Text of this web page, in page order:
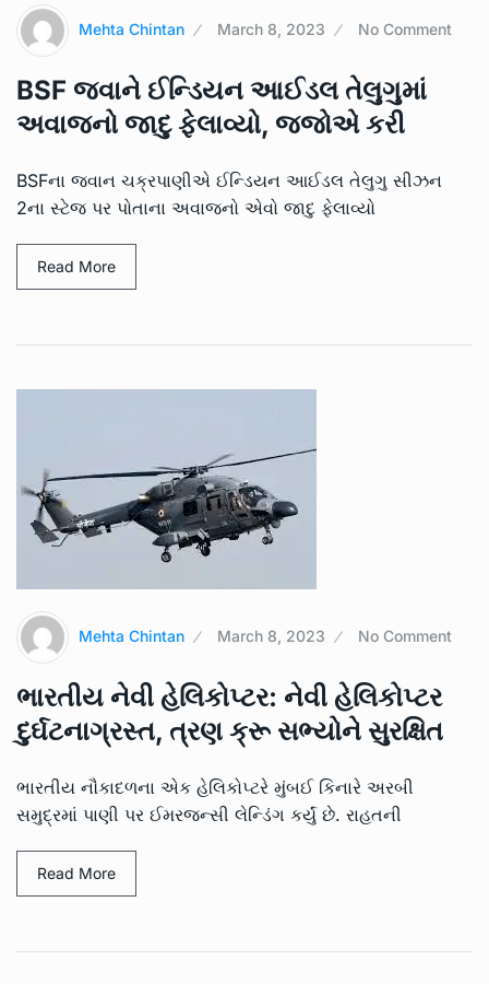
Mehta Chintan March 8, 2023 No Comment
BSF જવાને ઈન્ડિયન આઈડલ તેલુગુમાં
અવાજનો જાદુ ફેલાવ્યો, જજોએ કરી
BSFના જવાન ચક્રપાણીએ ઈન્ડિયન આઈડલ તેલુગુ સીઝન
2ના સ્ટેજ પર પોતાના અવાજનો એવો જાદુ ફેલાવ્યો
Read More
Mehta Chintan March 8, 2023 No Comment
ભારતીય નેવી હેલિકોપ્ટર: નેવી હેલિકોપ્ટર
દુર્ઘટનાગ્રસ્ત, ત્રણ ક્રૂ સભ્યોને સુરક્ષિત
ભારતીય નૌકાદળના એક હેલિકોપ્ટરે મુંબઈ કિનારે અરબી
સમુદ્રમાં પાણી પર ઈમરજન્સી લેન્ડિંગ કર્યું છે. રાહતની
Read More